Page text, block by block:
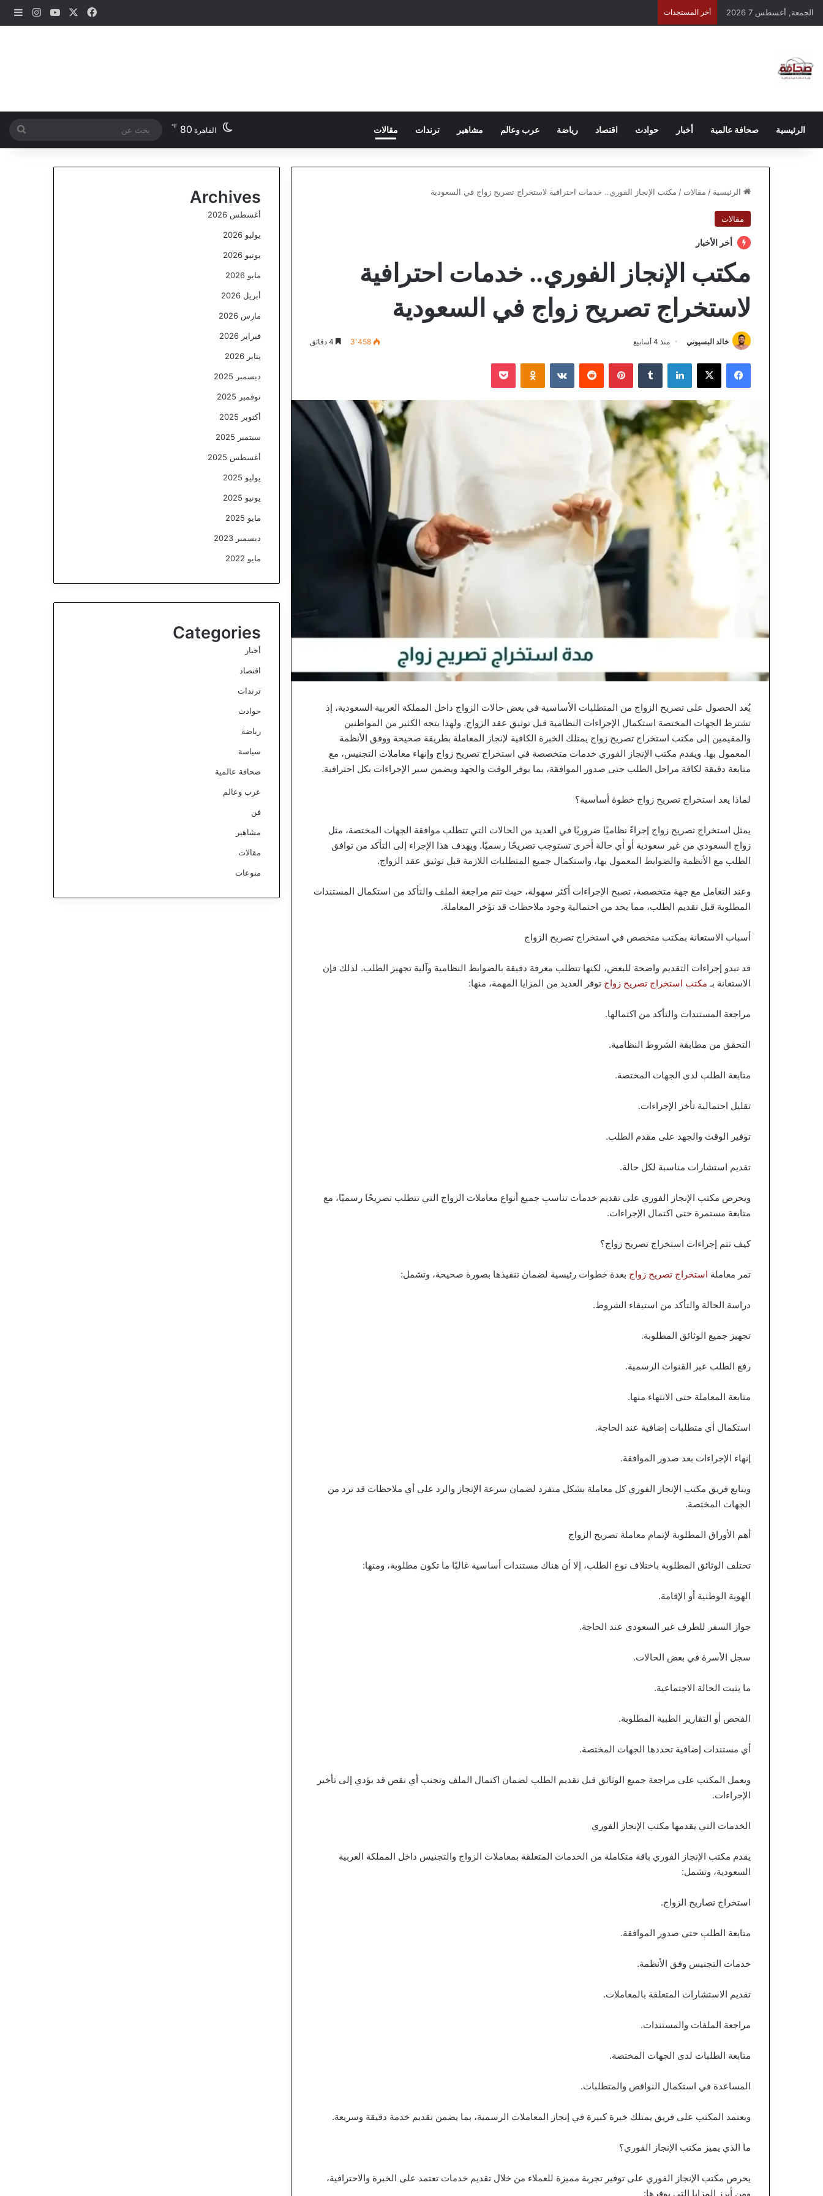
الجمعة, أغسطس 7 2026 أخر المستجدات فيسبوك ‫YouTube
الرئيسية صحافة عالمية أخبار حوادث اقتصاد رياضة عرب وعالم مشاهير ترندات مقالات القاهرة 80
℉
عن
الرئيسية / مقالات / مكتب الإنجاز الفوري.. خدمات احترافية لاستخراج تصريح زواج في السعودية
مقالات
أخر الأخبار
مكتب الإنجاز الفوري.. خدمات احترافية
لاستخراج تصريح زواج في السعودية
خالد البسيوني منذ 4 أسابيع 3٬458
فيسبوك لينكدإن بينتيريست
يُعد الحصول على تصريح الزواج من المتطلبات الأساسية في بعض حالات الزواج داخل المملكة العربية السعودية، إذ
تشترط الجهات المختصة استكمال الإجراءات النظامية قبل توثيق عقد الزواج. ولهذا يتجه الكثير من المواطنين
والمقيمين إلى مكتب استخراج تصريح زواج يمتلك الخبرة الكافية لإنجاز المعاملة بطريقة صحيحة ووفق الأنظمة
المعمول بها. ويقدم مكتب الإنجاز الفوري خدمات متخصصة في استخراج تصريح زواج وإنهاء معاملات التجنيس، مع
متابعة دقيقة لكافة مراحل الطلب حتى صدور الموافقة، بما يوفر الوقت والجهد ويضمن سير الإجراءات بكل احترافية.
لماذا يعد استخراج تصريح زواج خطوة أساسية؟
يمثل استخراج تصريح زواج إجراءً نظاميًا ضروريًا في العديد من الحالات التي تتطلب موافقة الجهات المختصة، مثل
زواج السعودي من غير سعودية أو أي حالة أخرى تستوجب تصريحًا رسميًا. ويهدف هذا الإجراء إلى التأكد من توافق
الطلب مع الأنظمة والضوابط المعمول بها، واستكمال جميع المتطلبات اللازمة قبل توثيق عقد الزواج.
وعند التعامل مع جهة متخصصة، تصبح الإجراءات أكثر سهولة، حيث تتم مراجعة الملف والتأكد من استكمال المستندات
المطلوبة قبل تقديم الطلب، مما يحد من احتمالية وجود ملاحظات قد تؤخر المعاملة.
أسباب الاستعانة بمكتب متخصص في استخراج تصريح الزواج
قد تبدو إجراءات التقديم واضحة للبعض، لكنها تتطلب معرفة دقيقة بالضوابط النظامية وآلية تجهيز الطلب. لذلك فإن
الاستعانة بـ مكتب استخراج تصريح زواج توفر العديد من المزايا المهمة، منها:
مراجعة المستندات والتأكد من اكتمالها.
التحقق من مطابقة الشروط النظامية.
متابعة الطلب لدى الجهات المختصة.
تقليل احتمالية تأخر الإجراءات.
توفير الوقت والجهد على مقدم الطلب.
تقديم استشارات مناسبة لكل حالة.
ويحرص مكتب الإنجاز الفوري على تقديم خدمات تناسب جميع أنواع معاملات الزواج التي تتطلب تصريحًا رسميًا، مع
متابعة مستمرة حتى اكتمال الإجراءات.
كيف تتم إجراءات استخراج تصريح زواج؟
تمر معاملة استخراج تصريح زواج بعدة خطوات رئيسية لضمان تنفيذها بصورة صحيحة، وتشمل:
دراسة الحالة والتأكد من استيفاء الشروط.
تجهيز جميع الوثائق المطلوبة.
رفع الطلب عبر القنوات الرسمية.
متابعة المعاملة حتى الانتهاء منها.
استكمال أي متطلبات إضافية عند الحاجة.
إنهاء الإجراءات بعد صدور الموافقة.
ويتابع فريق مكتب الإنجاز الفوري كل معاملة بشكل منفرد لضمان سرعة الإنجاز والرد على أي ملاحظات قد ترد من
الجهات المختصة.
أهم الأوراق المطلوبة لإتمام معاملة تصريح الزواج
تختلف الوثائق المطلوبة باختلاف نوع الطلب، إلا أن هناك مستندات أساسية غالبًا ما تكون مطلوبة، ومنها:
الهوية الوطنية أو الإقامة.
جواز السفر للطرف غير السعودي عند الحاجة.
سجل الأسرة في بعض الحالات.
ما يثبت الحالة الاجتماعية.
الفحص أو التقارير الطبية المطلوبة.
أي مستندات إضافية تحددها الجهات المختصة.
ويعمل المكتب على مراجعة جميع الوثائق قبل تقديم الطلب لضمان اكتمال الملف وتجنب أي نقص قد يؤدي إلى تأخير
الإجراءات.
الخدمات التي يقدمها مكتب الإنجاز الفوري
يقدم مكتب الإنجاز الفوري باقة متكاملة من الخدمات المتعلقة بمعاملات الزواج والتجنيس داخل المملكة العربية
السعودية، وتشمل:
استخراج تصاريح الزواج.
متابعة الطلب حتى صدور الموافقة.
خدمات التجنيس وفق الأنظمة.
تقديم الاستشارات المتعلقة بالمعاملات.
مراجعة الملفات والمستندات.
متابعة الطلبات لدى الجهات المختصة.
المساعدة في استكمال النواقص والمتطلبات.
ويعتمد المكتب على فريق يمتلك خبرة كبيرة في إنجاز المعاملات الرسمية، بما يضمن تقديم خدمة دقيقة وسريعة.
ما الذي يميز مكتب الإنجاز الفوري؟
يحرص مكتب الإنجاز الفوري على توفير تجربة مميزة للعملاء من خلال تقديم خدمات تعتمد على الخبرة والاحترافية،
ومن أبرز المزايا التي يوفرها:
Archives
أغسطس 2026
يوليو 2026
يونيو 2026
مايو 2026
أبريل 2026
مارس 2026
فبراير 2026
يناير 2026
ديسمبر 2025
نوفمبر 2025
أكتوبر 2025
سبتمبر 2025
أغسطس 2025
يوليو 2025
يونيو 2025
مايو 2025
ديسمبر 2023
مايو 2022
Categories
أخبار
اقتصاد
ترندات
حوادث
رياضة
سياسة
صحافة عالمية
عرب وعالم
فن
مشاهير
مقالات
منوعات